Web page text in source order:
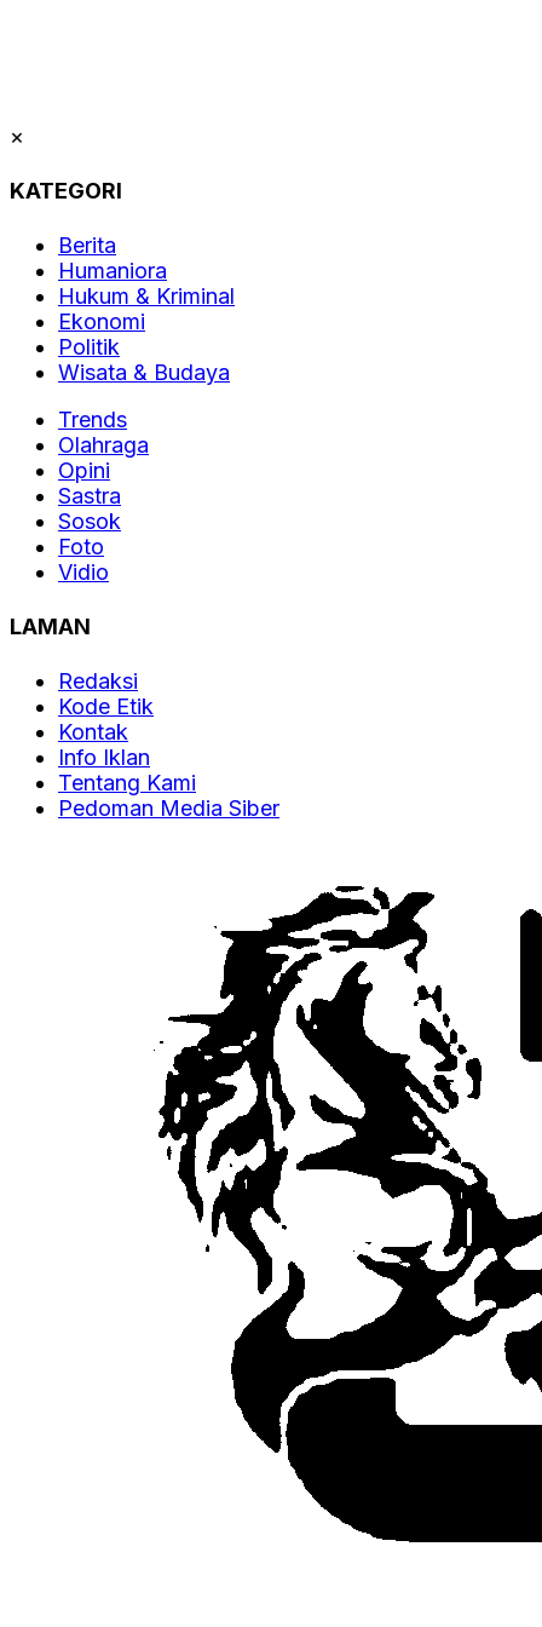
×
KATEGORI
Berita
Humaniora
Hukum & Kriminal
Ekonomi
Politik
Wisata & Budaya
Trends
Olahraga
Opini
Sastra
Sosok
Foto
Vidio
LAMAN
Redaksi
Kode Etik
Kontak
Info Iklan
Tentang Kami
Pedoman Media Siber